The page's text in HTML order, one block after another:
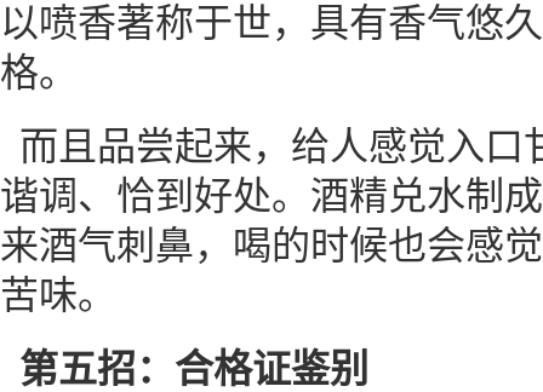
以喷香著称于世，具有香气悠
格。
而且品尝起来，给人感觉入口
谐调、恰到好处。酒精兑水制
来酒气刺鼻，喝的时候也会感
苦味。
第五招：合格证鉴别